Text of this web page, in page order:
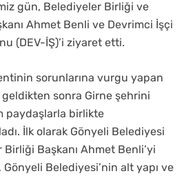
gün, Belediyeler Birliği ve
Ahmet Benli ve Devrimci İşçi
(DEV-İŞ)’i ziyaret etti.
sorunlarına vurgu yapan
sonra Girne şehrini
paydaşlarla birlikte
İlk olarak Gönyeli Belediyesi
Birliği Başkanı Ahmet Benli’yi
Belediyesi’nin alt yapı ve